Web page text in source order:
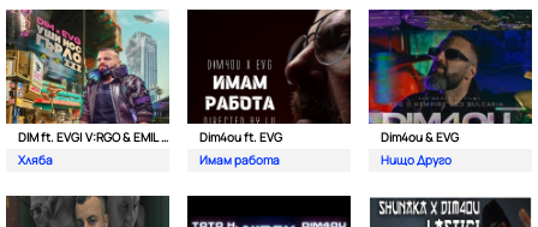
DIM ft. EVG| V:RGO & EMIL TRF
Хляба
Dim4ou ft. EVG
Имам работа
Dim4ou & EVG
Нищо Друго